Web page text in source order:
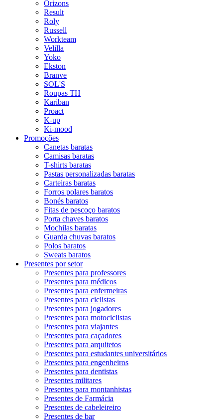
Orizons
Result
Roly
Russell
Workteam
Velilla
Yoko
Ekston
Branve
SOL'S
Roupas TH
Kariban
Proact
K-up
Ki-mood
Promoções
Canetas baratas
Camisas baratas
T-shirts baratas
Pastas personalizadas baratas
Carteiras baratas
Forros polares baratos
Bonés baratos
Fitas de pescoço baratos
Porta chaves baratos
Mochilas baratas
Guarda chuvas baratos
Polos baratos
Sweats baratos
Presentes por setor
Presentes para professores
Presentes para médicos
Presentes para enfermeiras
Presentes para ciclistas
Presentes para jogadores
Presentes para motociclistas
Presentes para viajantes
Presentes para caçadores
Presentes para arquitetos
Presentes para estudantes universitários
Presentes para engenheiros
Presentes para dentistas
Presentes militares
Presentes para montanhistas
Presentes de Farmácia
Presentes de cabeleireiro
Presentes de bar